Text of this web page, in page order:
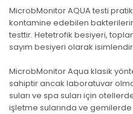
MicrobMonitor AQUA testi
kontamine edebilen
testtir. Hetetrofik besiyeri,
sayım besiyeri olarak
MicrobMonitor Aqua klasik
sahiptir ancak laboratuvar
suları ve spa suları için
işletme sularında ve